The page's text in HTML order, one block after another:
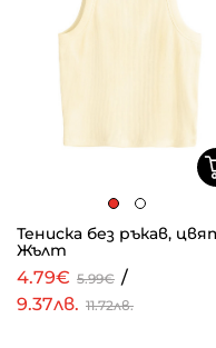
Тениска без ръкав,
Жълт
4.79€ 5.99€ /
9.37лв. 11.72лв.